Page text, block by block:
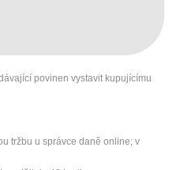
povinen vystavit kupujícímu
tržbu u správce daně online; v